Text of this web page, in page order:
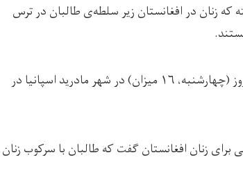
که زنان در افغانستان زیر سلطه‌ی طالبان در ترس
او این اظهارات را در نخستین جلسه‌ی این دادگاه که امروز (چهارشنبه، ۱۶ میزان) در شهر مادرید اسپانیا در
زنان افغانستان گفت که طالبان با سرکوب زنان